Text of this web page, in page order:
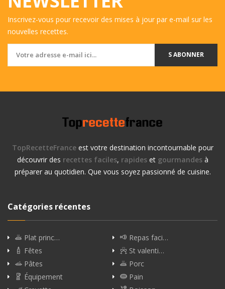
Inscrivez-vous pour recevoir des mises à jour par e-mail sur les
nouvelles recettes.
S ABONNER
TopRecetteFranceest votre destination incontournable pour
découvrir des recettes faciles, rapideset gourmandesà
préparer au quotidien. Que vous soyez passionné de cuisine.
Catégories récentes
Plat princ…
Repas faci…
Fêtes
St valenti…
Pâtes
Porc
Équipement
Pain